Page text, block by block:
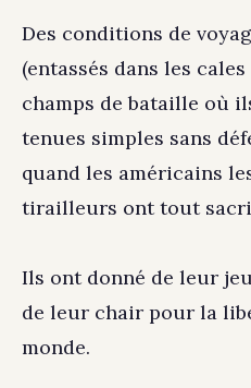
Des conditions de
(entassés dans les
champs de bataille où
tenues simples sans
quand les américains
tirailleurs ont tout
Ils ont donné de leur
de leur chair pour la
monde.